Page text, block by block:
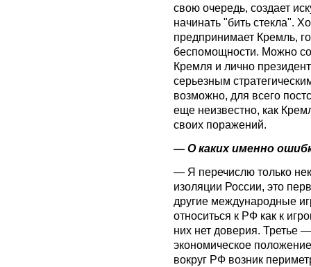
свою очередь, создает
начинать "бить стекла".
предпринимает Кремль,
беспомощности. Можно
Кремля и лично
серьезным
возможно, для всего
еще неизвестно, как
своих поражений.
— О каких именно
— Я перечислю только
изоляции России, это
другие международные
относиться к РФ как к
них нет доверия. Третье
экономическое
вокруг РФ возник